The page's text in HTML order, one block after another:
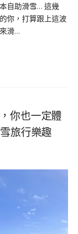
自助滑雪… 這幾
你，打算跟上這波
滑…
你也一定體
旅行樂趣